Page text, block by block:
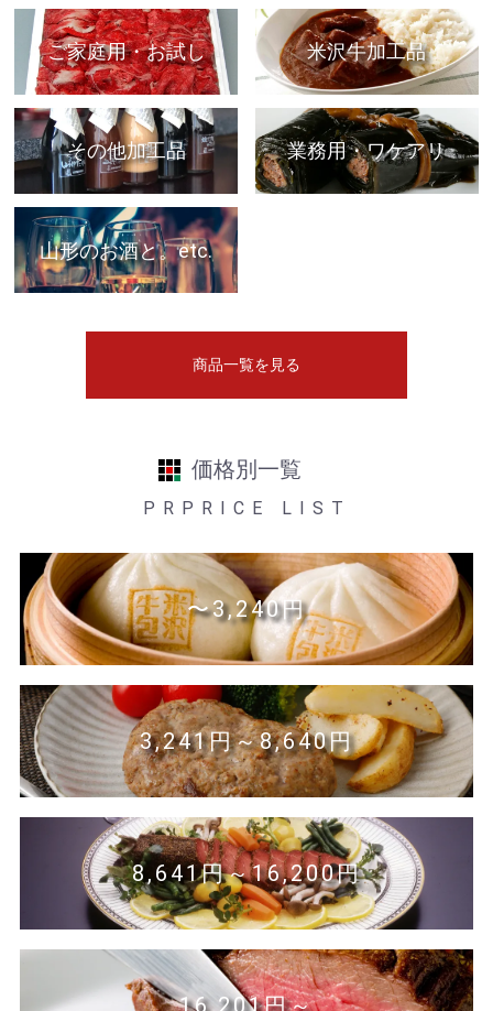
ご家庭用・お試し 米沢牛加工品
その他加工品 業務用・ワケアリ
山形のお酒と。etc.
商品一覧を見る
価格別一覧
PRPRICE LIST
〜3,240円
3,241円～8,640円
8,641円～16,200円